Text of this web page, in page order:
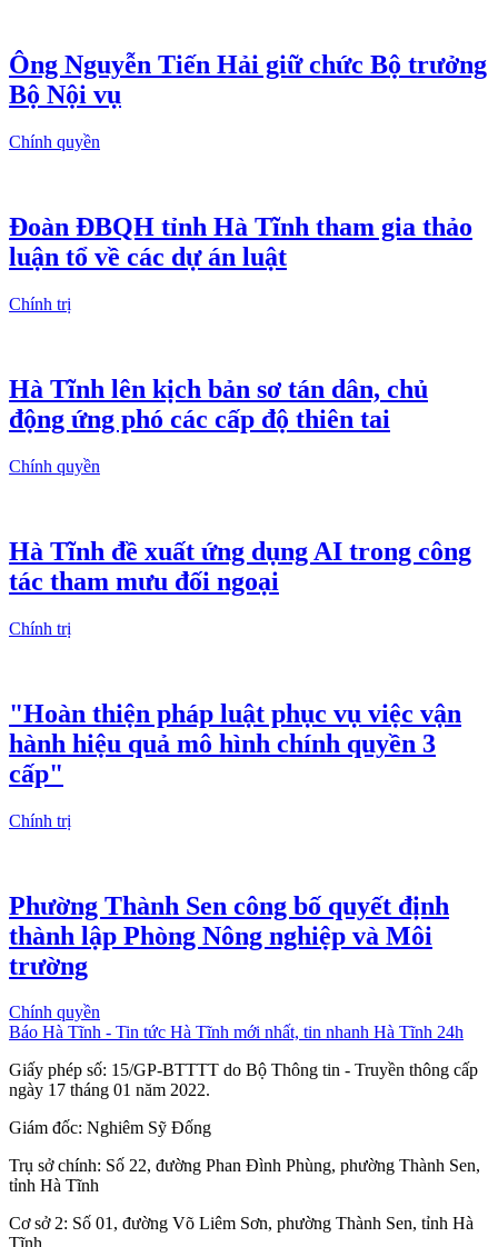
Ông Nguyễn Tiến Hải giữ chức Bộ trưởng
Bộ Nội vụ
Chính quyền
Đoàn ĐBQH tỉnh Hà Tĩnh tham gia thảo
luận tổ về các dự án luật
Chính trị
Hà Tĩnh lên kịch bản sơ tán dân, chủ
động ứng phó các cấp độ thiên tai
Chính quyền
Hà Tĩnh đề xuất ứng dụng AI trong công
tác tham mưu đối ngoại
Chính trị
"Hoàn thiện pháp luật phục vụ việc vận
hành hiệu quả mô hình chính quyền 3
cấp"
Chính trị
Phường Thành Sen công bố quyết định
thành lập Phòng Nông nghiệp và Môi
trường
Chính quyền
Báo Hà Tĩnh - Tin tức Hà Tĩnh mới nhất, tin nhanh Hà Tĩnh 24h
Giấy phép số: 15/GP-BTTTT do Bộ Thông tin - Truyền thông cấp
ngày 17 tháng 01 năm 2022.
Giám đốc: Nghiêm Sỹ Đống
Trụ sở chính: Số 22, đường Phan Đình Phùng, phường Thành Sen,
tỉnh Hà Tĩnh
Cơ sở 2: Số 01, đường Võ Liêm Sơn, phường Thành Sen, tỉnh Hà